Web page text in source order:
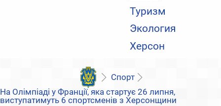
Туризм
Экология
Херсон
Спорт
На Олімпіаді у Франції, яка стартує 26 липня,
виступатимуть 6 спортсменів з Херсонщини